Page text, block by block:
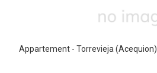
Appartement - Torrevieja (Acequion)